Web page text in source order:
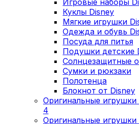
Куклы Disney
Мягкие игрушки
Одежда и обувь
Посуда для питья
Подушки детские
Cолнцезащитные
Сумки и рюкзаки
Полотенца
Блокнот от Disney
Оригинальные
4
Оригинальные игрушки